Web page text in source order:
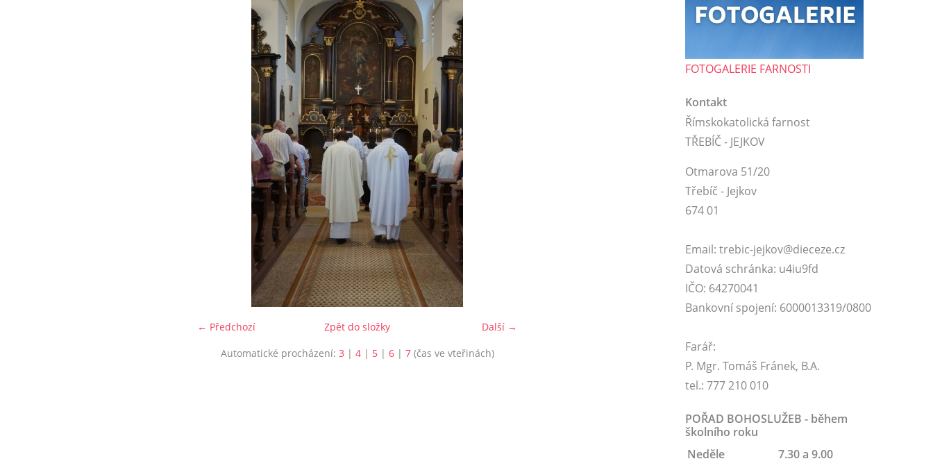
← Předchozí Další →
Zpět do složky
Automatické procházení: 3 | 4| 5| 6| 7(čas ve vteřinách)
FOTOGALERIE FARNOSTI
Kontakt
Římskokatolická farnost
TŘEBÍČ - JEJKOV
Otmarova 51/20
Třebíč - Jejkov
674 01
Email: trebic-jejkov@dieceze.cz
Datová schránka: u4iu9fd
IČO: 64270041
Bankovní spojení: 6000013319/0800
Farář:
P. Mgr. Tomáš Fránek, B.A.
tel.: 777 210 010
POŘAD BOHOSLUŽEB - během
školního roku
Neděle
7.30 a 9.00